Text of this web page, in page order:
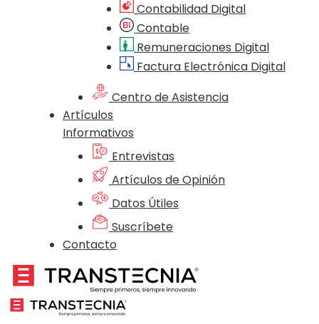
Contabilidad Digital
Contable
Remuneraciones Digital
Factura Electrónica Digital
Centro de Asistencia
Artículos
Informativos
Entrevistas
Artículos de Opinión
Datos Útiles
Suscríbete
Contacto